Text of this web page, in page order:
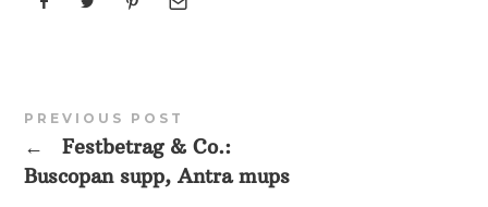
PREVIOUS POST
←
Festbetrag & Co.:
Buscopan supp, Antra mups